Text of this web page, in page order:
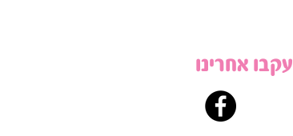
עקבו אחרינו